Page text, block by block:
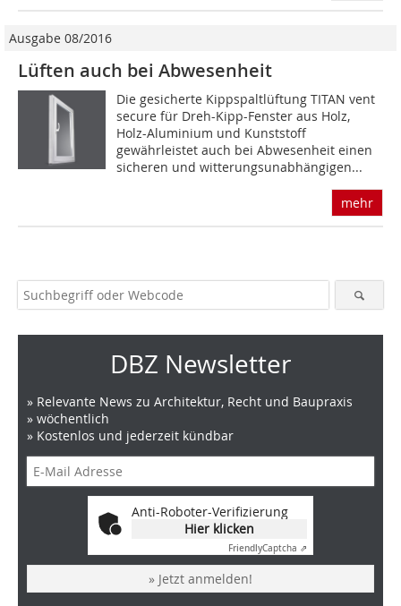
Ausgabe 08/2016
Lüften auch bei Abwesenheit
Die gesicherte Kippspaltlüftung TITAN vent
secure für Dreh-Kipp-Fenster aus Holz,
Holz-Aluminium und Kunststoff
gewährleistet auch bei Abwesenheit einen
sicheren und witterungsunabhängigen...
mehr
DBZ Newsletter
» Relevante News zu Architektur, Recht und Baupraxis
» wöchentlich
» Kostenlos und jederzeit kündbar
Anti-Roboter-Verifizierung
Hier klicken
FriendlyCaptcha ⇗
» Jetzt anmelden!